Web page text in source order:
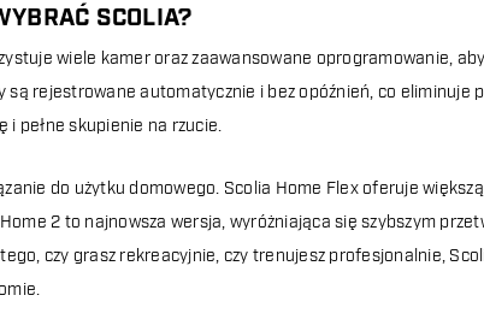
SCOLIA?
wiele kamer oraz zaawansowane oprogramowanie,
rejestrowane automatycznie i bez opóźnień, co eliminuje
i pełne skupienie na rzucie.
do użytku domowego. Scolia Home Flex oferuje
2 to najnowsza wersja, wyróżniająca się szybszym
czy grasz rekreacyjnie, czy trenujesz profesjonalnie,